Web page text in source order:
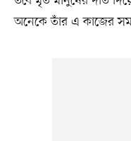
অনেকে তাঁর এ কাজের